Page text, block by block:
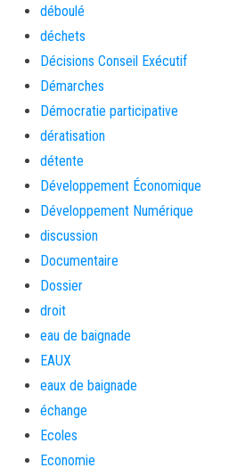
déboulé
déchets
Décisions Conseil Exécutif
Démarches
Démocratie participative
dératisation
détente
Développement Économique
Développement Numérique
discussion
Documentaire
Dossier
droit
eau de baignade
EAUX
eaux de baignade
échange
Ecoles
Economie